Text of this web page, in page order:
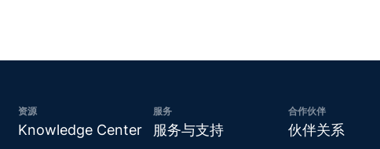
资源
Knowledge Center
服务
服务与支持
合作伙伴
伙伴关系